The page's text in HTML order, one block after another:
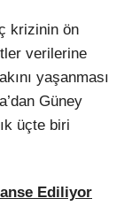
krizinin ön
verilerine
yaşanması
Güney
üçte biri
Ediliyor